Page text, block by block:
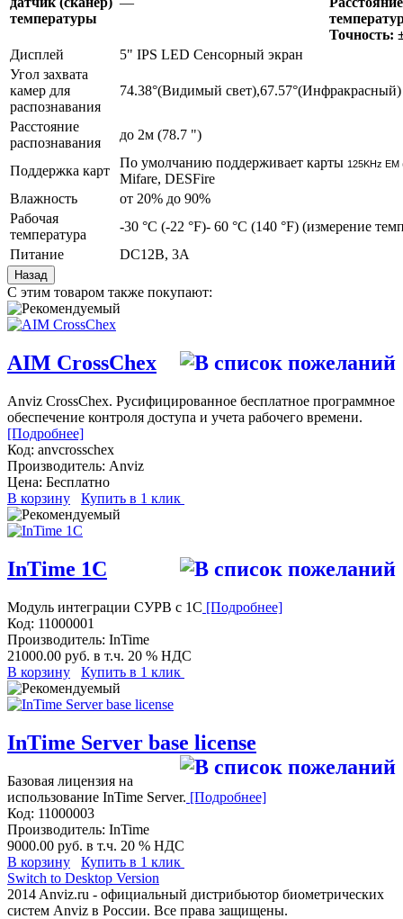
температуры
Точность:
Дисплей
5" IPS LED Сенсорный экран
Угол захвата
камер для
распознавания
74.38°(Видимый свет),67.57°(Инфракрасный)
Расстояние
распознавания
до 2м (78.7 ")
Поддержка карт
По умолчанию поддерживает карты 125KHz EM
Mifare, DESFire
Влажность
от 20% до 90%
Рабочая
температура
-30 °C (-22 °F)- 60 °C (140 °F) (измерение
Питание
DC12В, 3A
С этим товаром также покупают:
AIM CrossChex
Anviz CrossChex. Русифицированное бесплатное программное
обеспечение контроля доступа и учета рабочего времени.
[Подробнее]
Код: anvcrosschex
Производитель: Anviz
Цена: Бесплатно
В корзину
Купить в 1 клик
InTime 1С
Модуль интеграции СУРВ с 1C [Подробнее]
Код: 11000001
Производитель: InTime
21000.00 руб. в т.ч. 20 % НДС
В корзину
Купить в 1 клик
InTime Server base license
Базовая лицензия на
использование InTime Server. [Подробнее]
Код: 11000003
Производитель: InTime
9000.00 руб. в т.ч. 20 % НДС
В корзину
Купить в 1 клик
Switch to Desktop Version
2014 Anviz.ru - официальный дистрибьютор биометрических
систем Anviz в России. Все права защищены.